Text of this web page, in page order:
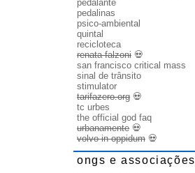
pedalante
pedalinas
psico-ambiental
quintal
recicloteca
renata falzoni 💀
san francisco critical mass
sinal de trânsito
stimulator
tarifazero.org 💀
tc urbes
the official god faq
urbanamente 💀
volvo in oppidum 💀
ongs e associações